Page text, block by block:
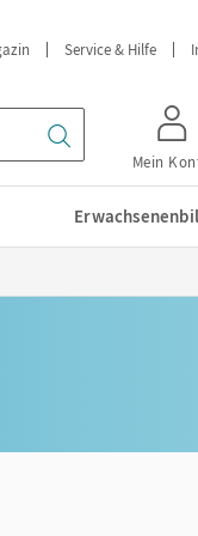
Service & Hilfe
Mein